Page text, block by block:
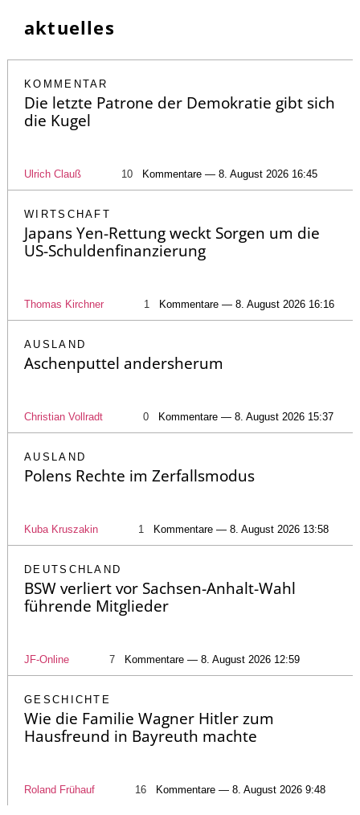
aktuelles
KOMMENTAR
Die letzte Patrone der Demokratie gibt sich
die Kugel
Ulrich Clauß 10 Kommentare — 8. August 2026 16:45
WIRTSCHAFT
Japans Yen-Rettung weckt Sorgen um die
US-Schuldenfinanzierung
Thomas Kirchner 1 Kommentare — 8. August 2026 16:16
AUSLAND
Aschenputtel andersherum
Christian Vollradt 0 Kommentare — 8. August 2026 15:37
AUSLAND
Polens Rechte im Zerfallsmodus
Kuba Kruszakin 1 Kommentare — 8. August 2026 13:58
DEUTSCHLAND
BSW verliert vor Sachsen-Anhalt-Wahl
führende Mitglieder
JF-Online 7 Kommentare — 8. August 2026 12:59
GESCHICHTE
Wie die Familie Wagner Hitler zum
Hausfreund in Bayreuth machte
Roland Frühauf 16 Kommentare — 8. August 2026 9:48